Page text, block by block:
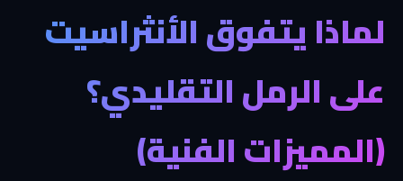
لماذا يتفوق الأنثراسيت
على الرمل التقليدي؟
(المميزات الفنية)